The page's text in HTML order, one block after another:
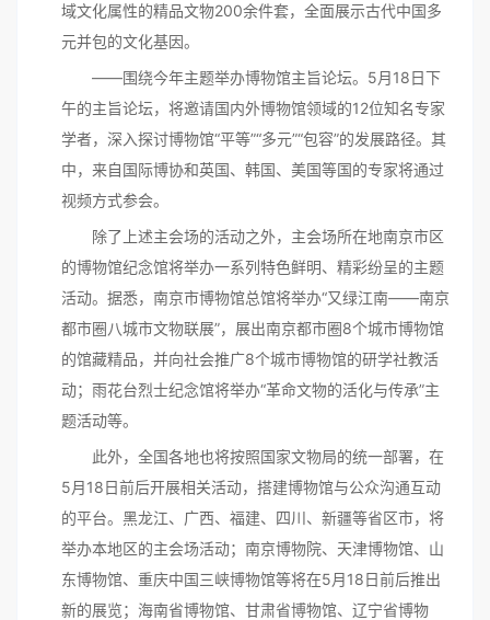
域文化属性的精品文物200余件套，全面展示古代中国多
元并包的文化基因。
——围绕今年主题举办博物馆主旨论坛。5月18日下
午的主旨论坛，将邀请国内外博物馆领域的12位知名专家
学者，深入探讨博物馆“平等”“多元”“包容”的发展路径。其
中，来自国际博协和英国、韩国、美国等国的专家将通过
视频方式参会。
除了上述主会场的活动之外，主会场所在地南京市区
的博物馆纪念馆将举办一系列特色鲜明、精彩纷呈的主题
活动。据悉，南京市博物馆总馆将举办“又绿江南——南京
都市圈八城市文物联展”，展出南京都市圈8个城市博物馆
的馆藏精品，并向社会推广8个城市博物馆的研学社教活
动；雨花台烈士纪念馆将举办“革命文物的活化与传承”主
题活动等。
此外，全国各地也将按照国家文物局的统一部署，在
5月18日前后开展相关活动，搭建博物馆与公众沟通互动
的平台。黑龙江、广西、福建、四川、新疆等省区市，将
举办本地区的主会场活动；南京博物院、天津博物馆、山
东博物馆、重庆中国三峡博物馆等将在5月18日前后推出
新的展览；海南省博物馆、甘肃省博物馆、辽宁省博物